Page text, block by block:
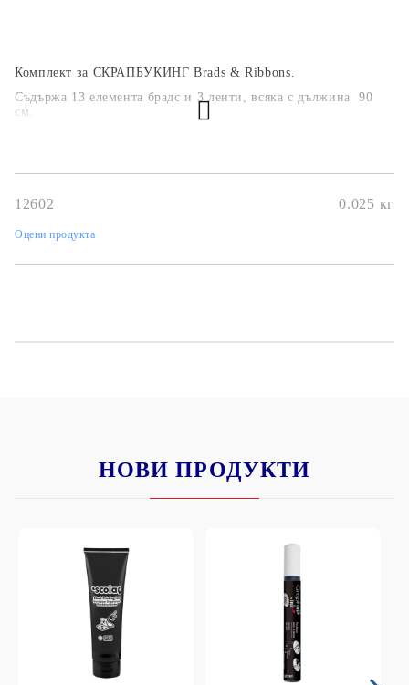
Комплект за СКРАПБУКИНГ Brads & Ribbons.
Съдържа 13 елемента брадс и 3 ленти, всяка с дължина 90
см.
12602 0.025 кг
Оцени продукта
НОВИ ПРОДУКТИ